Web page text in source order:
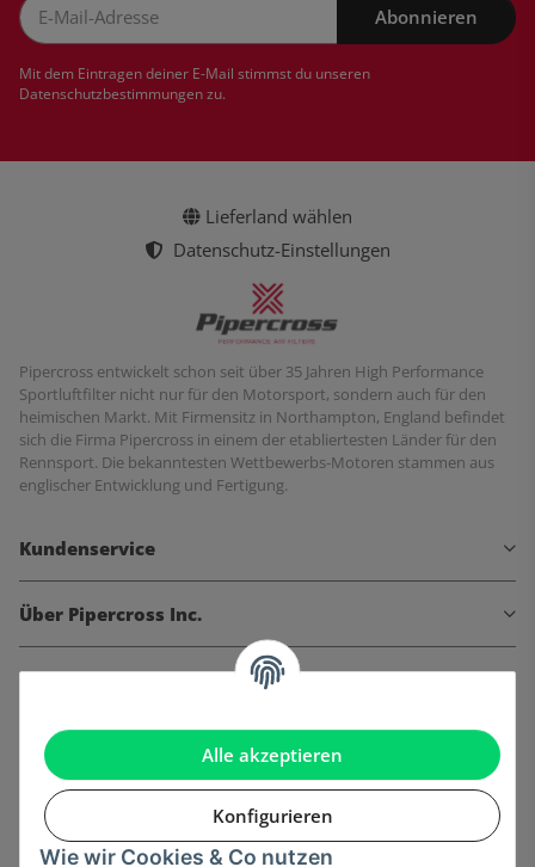
Alle akzeptieren
Konfigurieren
Wie wir Cookies & Co nutzen
Abonnieren
Mit dem Eintragen deiner E-Mail stimmst du unseren
Datenschutzbestimmungenzu.
Lieferland wählen
Datenschutz-Einstellungen
Pipercross entwickelt schon seit über 35 Jahren High Performance
Sportluftfilter nicht nur für den Motorsport, sondern auch für den
heimischen Markt. Mit Firmensitz in Northampton, England befindet
sich die Firma Pipercross in einem der etabliertesten Länder für den
Rennsport. Die bekanntesten Wettbewerbs-Motoren stammen aus
englischer Entwicklung und Fertigung.
Kundenservice
Über Pipercross Inc.
Informationen
Gesetzliche Informationen